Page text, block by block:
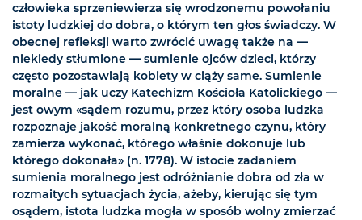
człowieka sprzeniewierza się wrodzonemu powołaniu
istoty ludzkiej do dobra, o którym ten głos świadczy. W
obecnej refleksji warto zwrócić uwagę także na —
niekiedy stłumione — sumienie ojców dzieci, którzy
często pozostawiają kobiety w ciąży same. Sumienie
moralne — jak uczy Katechizm Kościoła Katolickiego —
jest owym «sądem rozumu, przez który osoba ludzka
rozpoznaje jakość moralną konkretnego czynu, który
zamierza wykonać, którego właśnie dokonuje lub
którego dokonała» (n. 1778). W istocie zadaniem
sumienia moralnego jest odróżnianie dobra od zła w
rozmaitych sytuacjach życia, ażeby, kierując się tym
osądem, istota ludzka mogła w sposób wolny zmierzać